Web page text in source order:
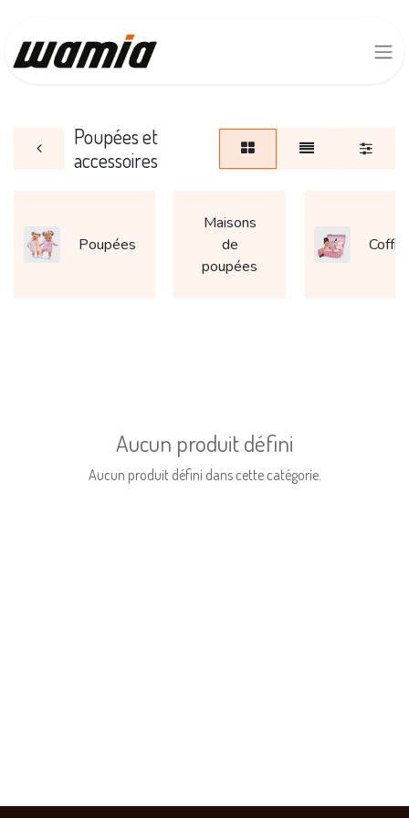
Poupées et
accessoires
Poupées
Maisons
de
poupées
Aucun produit défini
Aucun produit défini dans cette catégorie.